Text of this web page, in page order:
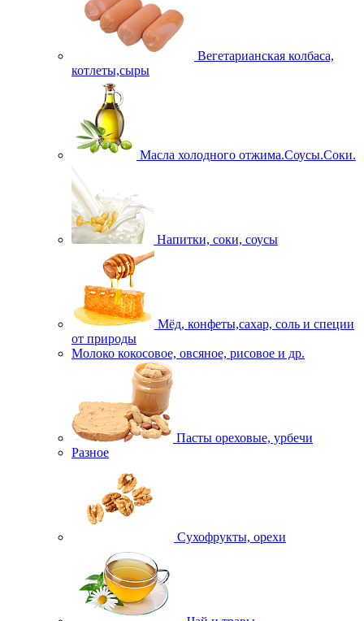
Вегетарианская колбаса,
котлеты,сыры
Масла холодного отжима.Соусы.Соки.
Напитки, соки, соусы
Мёд, конфеты,сахар, соль и специи
от природы
Молоко кокосовое, овсяное, рисовое и др.
Пасты ореховые, урбечи
Разное
Сухофрукты, орехи